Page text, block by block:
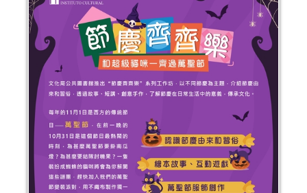
健康生活工作坊(8-11月）
活動日期：2023年08月13日
報名結束